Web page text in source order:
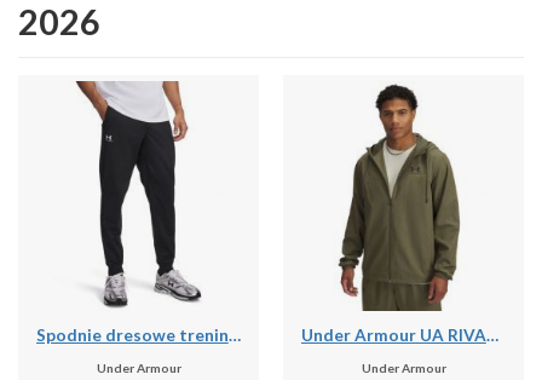
2026
Spodnie dresowe treningowe męskie Under Armour Tricot Jogger (1290261-001)
Under Armour
Under Armour UA RIVAL WVN WINDBREAKER Kurtka męska
Under Armour